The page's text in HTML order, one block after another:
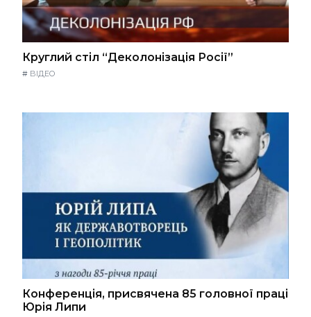
Круглий стіл “Деколонізація Росії”
# ВІДЕО
Конференція, присвячена 85 головної праці
Юрія Липи